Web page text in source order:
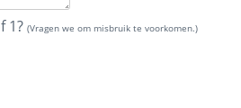
1? (Vragen we om misbruik te voorkomen.)